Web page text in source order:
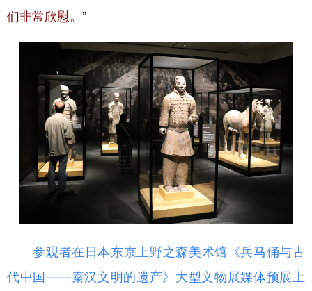
们非常欣慰。 ”
参观者在日本东京上野之森美术馆《兵马俑与古
代中国——秦汉文明的遗产》大型文物展媒体预展上